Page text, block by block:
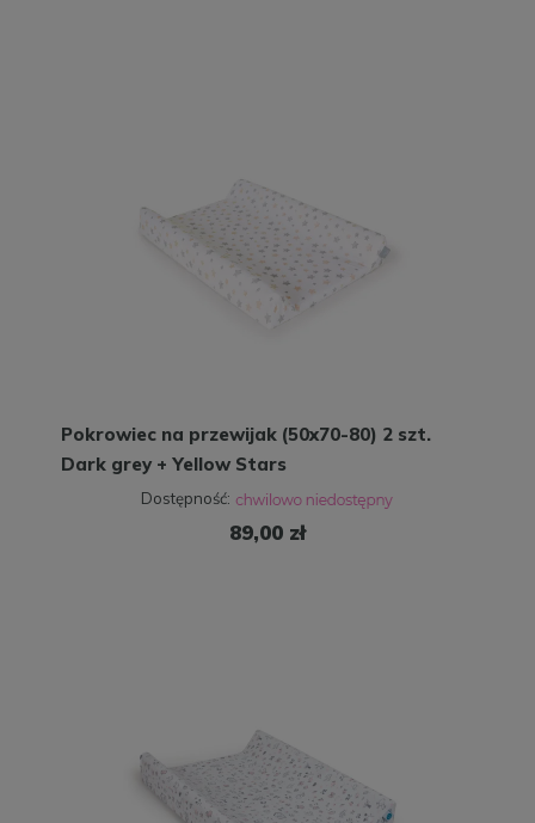
Pokrowiec na przewijak (50x70-80) 2 szt.
Dark grey + Yellow Stars
Dostępność:
89,00 zł